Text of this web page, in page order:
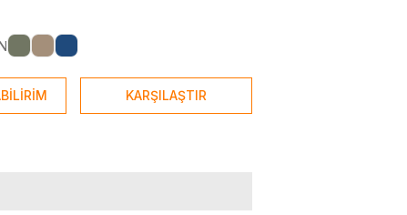
KARŞILAŞTIR